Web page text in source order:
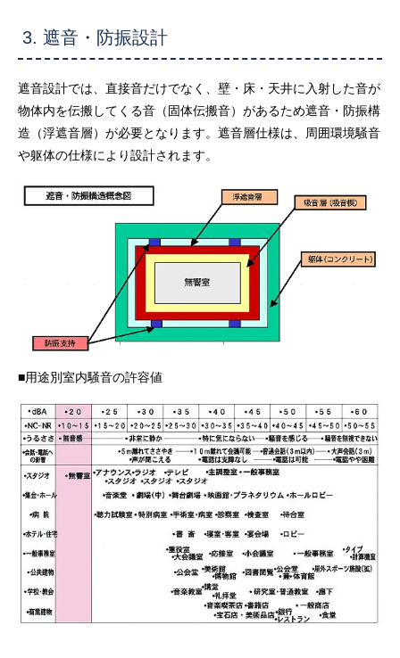
3. 遮音・防振設計
遮音設計では、直接音だけでなく、壁・床・天井に入射した音が
物体内を伝搬してくる音（固体伝搬音）があるため遮音・防振構
造（浮遮音層）が必要となります。遮音層仕様は、周囲環境騒音
や躯体の仕様により設計されます。
■用途別室内騒音の許容値